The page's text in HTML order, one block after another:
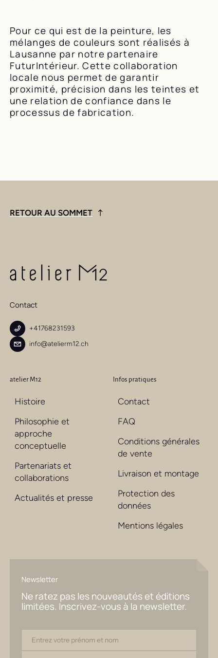
Pour ce qui est de la peinture, les
mélanges de couleurs sont réalisés à
Lausanne par notre partenaire
FuturIntérieur. Cette collaboration
locale nous permet de garantir
proximité, précision dans les teintes et
une relation de confiance dans le
processus de fabrication.
RETOUR AU SOMMET
Contact
+41768231593
info@atelierm12.ch
atelier M12
Histoire
Philosophie et
approche
conceptuelle
Partenariats et
collaborations
Actualités et presse
Infos pratiques
Contact
FAQ
Conditions générales
de vente
Livraison et montage
Protection des
données
Mentions légales
Newsletter
Ne ratez pas les nouveautés et éditions
limitées. Inscrivez-vous à la newsletter.